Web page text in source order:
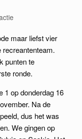
maar liefst vier
punten te
ronde.
1 op donderdag 16
Na de
dus het was
We gingen op